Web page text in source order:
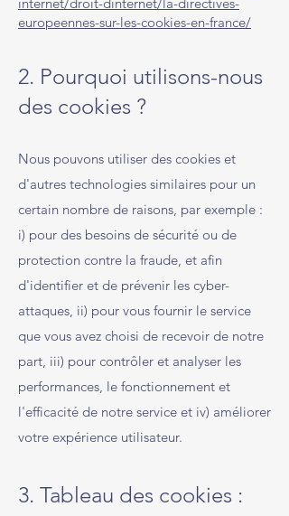
europeennes-sur-les-cookies-en-france/
2. Pourquoi utilisons-nous
des cookies ?
Nous pouvons utiliser des cookies et
d'autres technologies similaires pour un
certain nombre de raisons, par exemple :
i) pour des besoins de sécurité ou de
protection contre la fraude, et afin
d'identifier et de prévenir les cyber-
attaques, ii) pour vous fournir le service
que vous avez choisi de recevoir de notre
part, iii) pour contrôler et analyser les
performances, le fonctionnement et
l'efficacité de notre service et iv) améliorer
votre expérience utilisateur.
3. Tableau des cookies :